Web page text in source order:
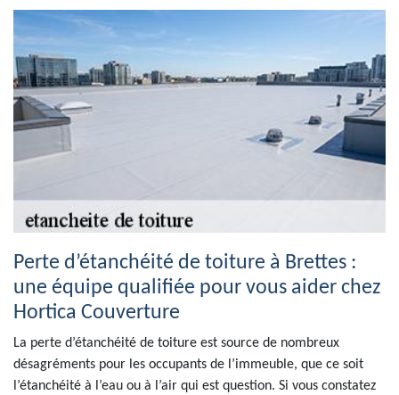
Perte d’étanchéité de toiture à Brettes :
une équipe qualifiée pour vous aider chez
Hortica Couverture
La perte d’étanchéité de toiture est source de nombreux
désagréments pour les occupants de l’immeuble, que ce soit
l’étanchéité à l’eau ou à l’air qui est question. Si vous constatez